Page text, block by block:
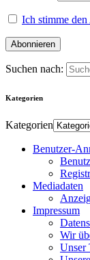
Ich stimme
Suchen nach:
Kategorien
Kategorien
Benutzer-
Mediadaten
Impressum
Wir
Unser